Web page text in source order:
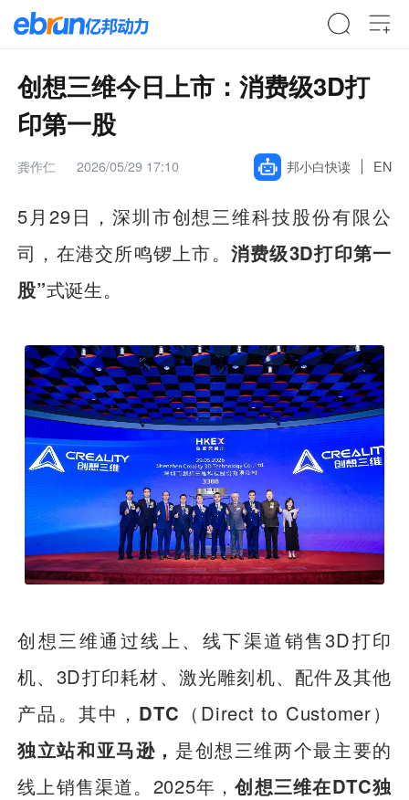
创想三维今日上市：消费级3D打
印第一股
龚作仁 2026/05/29 17:10 邦小白快读 EN
5月29日，深圳市创想三维科技股份有限公
司，在港交所鸣锣上市。 消费级3D打印第一
股”式诞生。
创想三维通过线上、线下渠道销售3D打印
机、3D打印耗材、激光雕刻机、配件及其他
产品。其中， DTC （Direct to Customer）
独立站和亚马逊， 是创想三维两个最主要的
线上销售渠道。2025年，创想三维在DTC独